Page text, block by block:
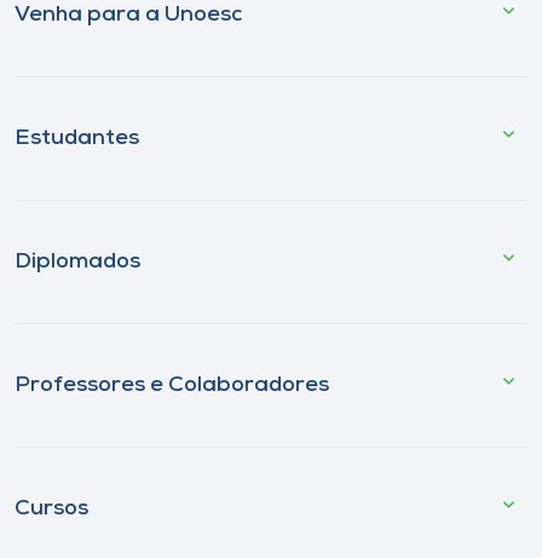
Venha para a Unoesc
Estudantes
Diplomados
Professores e Colaboradores
Cursos